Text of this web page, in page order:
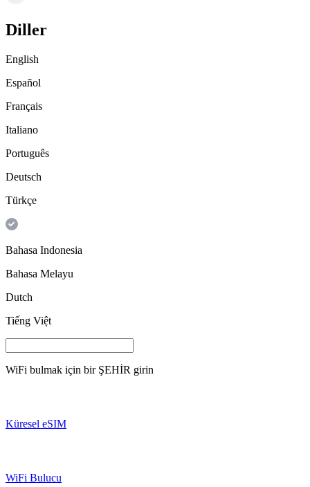
Diller
English
Español
Français
Italiano
Português
Deutsch
Türkçe
Bahasa Indonesia
Bahasa Melayu
Dutch
Tiếng Việt
WiFi bulmak için bir ŞEHİR girin
Küresel eSIM
WiFi Bulucu